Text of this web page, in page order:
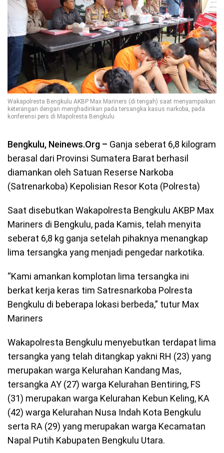
Wakapolresta Bengkulu AKBP Max Mariners (di tengah) saat menyampaikan
keterangan dengan menghadirikan pada tersangka kasus narkoba, pada
konferensi pers di Mapolresta Bengkulu
Bengkulu, Neinews.Org – Ganja seberat 6,8 kilogram
berasal dari Provinsi Sumatera Barat berhasil
diamankan oleh Satuan Reserse Narkoba
(Satrenarkoba) Kepolisian Resor Kota (Polresta)
Saat disebutkan Wakapolresta Bengkulu AKBP Max
Mariners di Bengkulu, pada Kamis, telah menyita
seberat 6,8 kg ganja setelah pihaknya menangkap
lima tersangka yang menjadi pengedar narkotika.
“Kami amankan komplotan lima tersangka ini
berkat kerja keras tim Satresnarkoba Polresta
Bengkulu di beberapa lokasi berbeda,” tutur Max
Mariners
Wakapolresta Bengkulu menyebutkan terdapat lima
tersangka yang telah ditangkap yakni RH (23) yang
merupakan warga Kelurahan Kandang Mas,
tersangka AY (27) warga Kelurahan Bentiring, FS
(31) merupakan warga Kelurahan Kebun Keling, KA
(42) warga Kelurahan Nusa Indah Kota Bengkulu
serta RA (29) yang merupakan warga Kecamatan
Napal Putih Kabupaten Bengkulu Utara.